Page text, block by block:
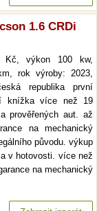
1.6 CRDi
výkon 100 kw,
rok výroby: 2023,
republika první
knížka více než 19
prověřených aut. až
na mechanický
původu. výkup
v hotovosti. více než
na mechanický